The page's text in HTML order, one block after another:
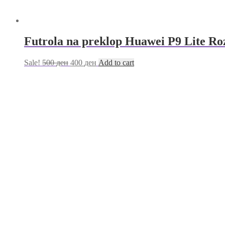
Futrola na preklop Huawei P9 Lite
Sale! 500ден 400 ден Add to cart